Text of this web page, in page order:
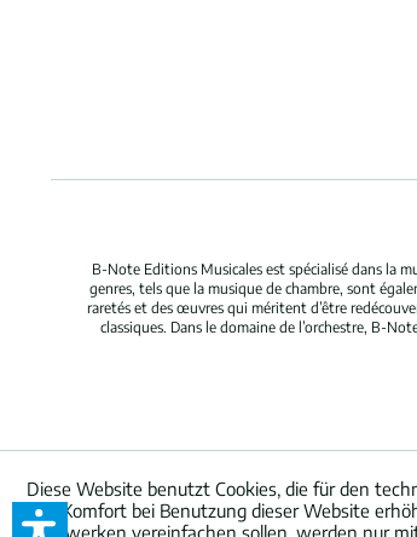
B-Note Editions Musicales est spécialisé dans la
genres, tels que la musique de chambre, sont
raretés et des œuvres qui méritent d’être
classiques. Dans le domaine de l’orchestre, B-
Diese Website benutzt Cookies, die für den
den Komfort bei Benutzung dieser Website
Netzwerken vereinfachen sollen, werden nur